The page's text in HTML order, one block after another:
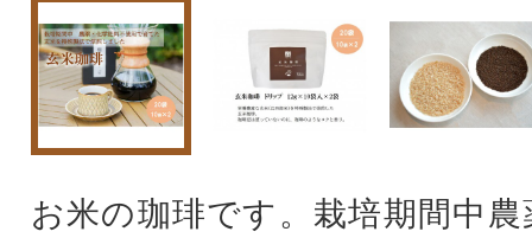
お米の珈琲です。栽培期間中